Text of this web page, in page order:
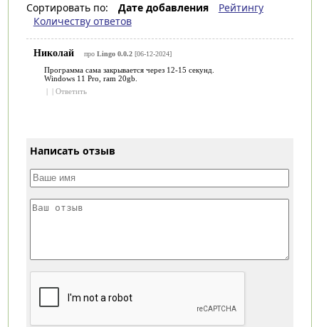
Сортировать по: Дате добавления
Рейтингу
Количеству ответов
Николай про Lingo 0.0.2[06-12-2024]
Программа сама закрывается через 12-15 секунд.
Windows 11 Pro, ram 20gb.
| | Ответить
Написать отзыв